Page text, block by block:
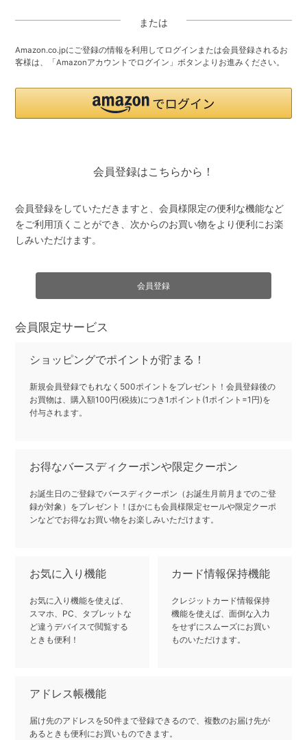
または
Amazon.co.jpにご登録の情報を利用してログインまたは会員登録されるお
客様は、「Amazonアカウントでログイン」ボタンよりお進みください。
会員登録はこちらから！
会員登録をしていただきますと、会員様限定の便利な機能など
をご利用頂くことができ、次からのお買い物をより便利にお楽
しみいただけます。
会員限定サービス
ショッピングでポイントが貯まる！
新規会員登録でもれなく500ポイントをプレゼント！会員登録後の
お買物は、購入額100円(税抜)につき1ポイント(1ポイント=1円)を
付与されます。
お得なバースディクーポンや限定クーポン
お誕生日のご登録でバースディクーポン（お誕生月前月までのご登
録が対象）をプレゼント！ほかにも会員様限定セールや限定クーポ
ンなどでお得なお買い物をお楽しみいただけます。
お気に入り機能
お気に入り機能を使えば、
スマホ、PC、タブレットな
ど違うデバイスで閲覧する
ときも便利！
カード情報保持機能
クレジットカード情報保持
機能を使えば、面倒な入力
をせずにスムーズにお買い
ものいただけます。
アドレス帳機能
届け先のアドレスを50件まで登録できるので、複数のお届け先が
あるときも便利にお買いものできます。